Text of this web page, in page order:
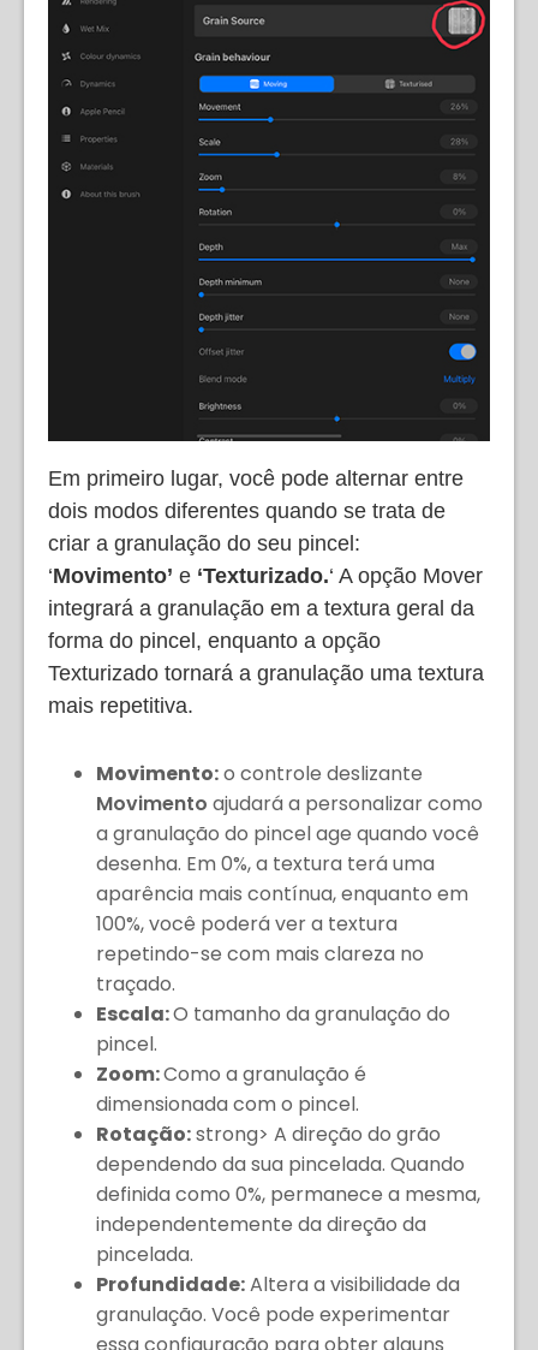
Em primeiro lugar, você pode alternar entre
dois modos diferentes quando se trata de
criar a granulação do seu pincel:
‘Movimento’ e ‘Texturizado.‘ A opção Mover
integrará a granulação em a textura geral da
forma do pincel, enquanto a opção
Texturizado tornará a granulação uma textura
mais repetitiva.
Movimento:o controle deslizante
Movimento ajudará a personalizar como
a granulação do pincel age quando você
desenha. Em 0%, a textura terá uma
aparência mais contínua, enquanto em
100%, você poderá ver a textura
repetindo-se com mais clareza no
traçado.
Escala:O tamanho da granulação do
pincel.
Zoom:Como a granulação é
dimensionada com o pincel.
Rotação:strong> A direção do grão
dependendo da sua pincelada. Quando
definida como 0%, permanece a mesma,
independentemente da direção da
pincelada.
Profundidade:Altera a visibilidade da
granulação. Você pode experimentar
essa configuração para obter alguns